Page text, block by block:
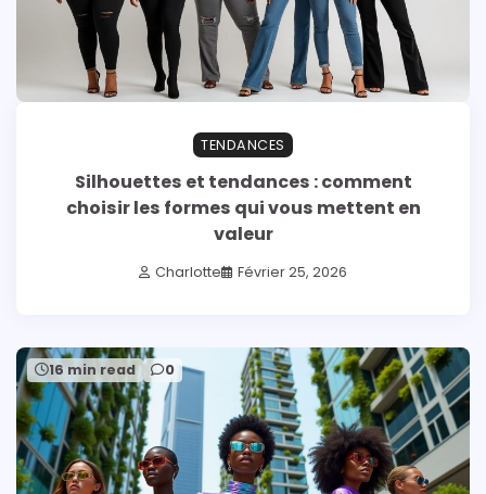
TENDANCES
Silhouettes et tendances : comment
choisir les formes qui vous mettent en
valeur
Charlotte Février 25, 2026
16 min read 0